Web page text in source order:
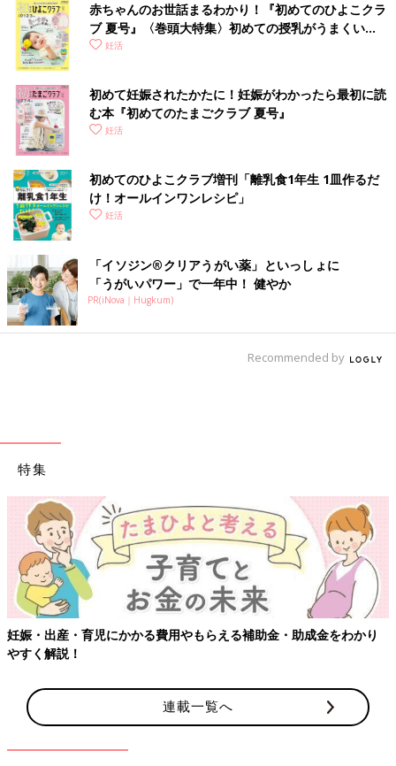
赤ちゃんのお世話まるわかり！『初めてのひよこクラ
ブ 夏号』〈巻頭大特集〉初めての授乳がうまくい
く！ おっぱい・ミルクの基本と夏のトラブル 解決テ
妊活
初めて妊娠されたかたに！妊娠がわかったら最初に読
む本『初めてのたまごクラブ 夏号』
妊活
初めてのひよこクラブ増刊「離乳食1年生 1皿作るだ
け！オールインワン​レシピ」
妊活
「イソジン®クリアうがい薬」といっしょに
「うがいパワー」で一年中！ 健やか
PR(iNova｜Hugkum)
Recommended by
特集
妊娠・出産・育児にかかる費用やもらえる補助金・助成金をわかり
やすく解説！
連載一覧へ